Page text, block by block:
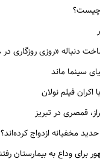
چیست؟
دنباله «روزی روزگاری در
سینما ماند
فیلم نولان
قمصری در تبریز
مخفیانه ازدواج کرده‌اند؟
برای وداع به بیمارستان